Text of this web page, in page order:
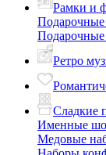
Рамки и
Ретро
Сладкие
Именные
Медовые